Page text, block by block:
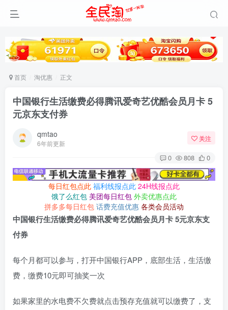
首页 淘优惠 正文
中国银行生活缴费必得腾讯爱奇艺优酷会员月卡 5
元京东支付券
qmtao
6年前更新
关注
0 808 0
每日红包点此 福利线报点此 24H线报点此
饿了么红包 美团每日红包 外卖优惠点此
拼多多每日红包 话费充值优惠 各类会员活动
中国银行生活缴费必得腾讯爱奇艺优酷会员月卡 5元京东支
付券
每个月都可以参与，打开中国银行APP，底部生活，生活缴
费，缴费10元即可抽奖一次
如果家里的水电费不欠费就点击预存充值就可以缴费了，支